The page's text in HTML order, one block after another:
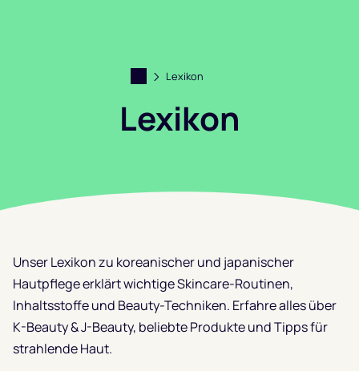
Lexikon
Lexikon
Unser Lexikon zu koreanischer und japanischer
Hautpflege erklärt wichtige Skincare-Routinen,
Inhaltsstoffe und Beauty-Techniken. Erfahre alles über
K-Beauty & J-Beauty, beliebte Produkte und Tipps für
strahlende Haut.